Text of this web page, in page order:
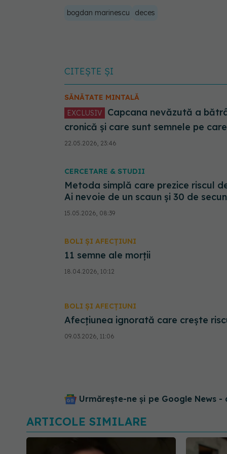
bogdan marinescu deces
CITEȘTE ȘI
SĂNĂTATE MINTALĂ
EXCLUSIV
cronică și care sunt semnele pe
22.05.2026, 23:46
CERCETARE & STUDII
Metoda simplă care prezice riscul
Ai nevoie de un scaun și 30 de
15.05.2026, 08:39
BOLI ȘI AFECȚIUNI
11 semne ale morții
18.04.2026, 10:12
BOLI ȘI AFECȚIUNI
Afecțiunea ignorată care crește
09.03.2026, 11:06
Urmărește-ne și pe Google News -
ARTICOLE SIMILARE